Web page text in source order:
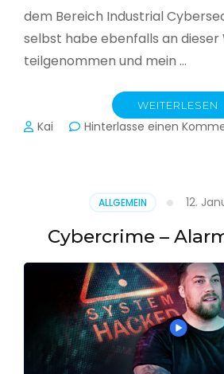
dem Bereich Industrial
selbst habe ebenfalls an
teilgenommen und mein …
WEITERLESEN
Kai Hinterlasse einen
ALLGEMEIN 12.
Cybercrime –